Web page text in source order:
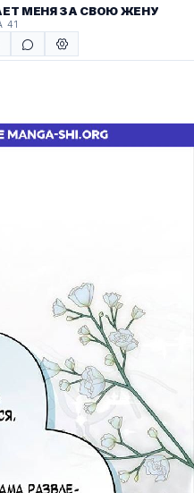
МЕНЯ ЗА СВОЮ ЖЕНУ
41